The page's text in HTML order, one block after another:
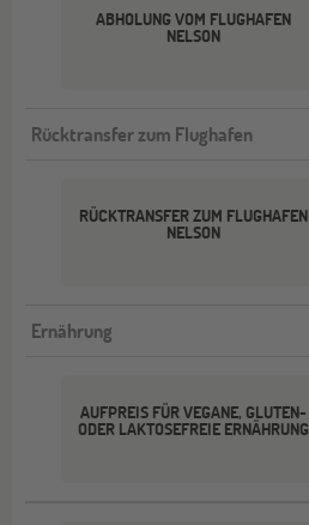
ABHOLUNG VOM FLUGHAFEN
NELSON
Rücktransfer zum Flughafen
RÜCKTRANSFER ZUM FLUGHAFEN
NELSON
Ernährung
AUFPREIS FÜR VEGANE, GLUTEN-
ODER LAKTOSEFREIE ERNÄHRUNG